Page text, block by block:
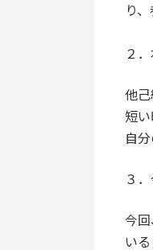
り
２
他
短
自
３
今
いる